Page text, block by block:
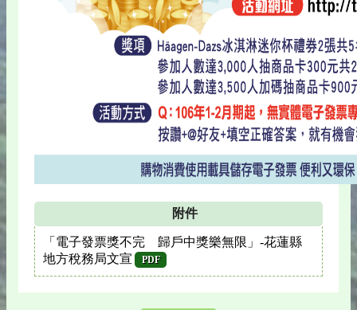
附件
「電子發票獎不完 歸戶中獎樂無限」-花蓮縣
地方稅務局文宣
PDF